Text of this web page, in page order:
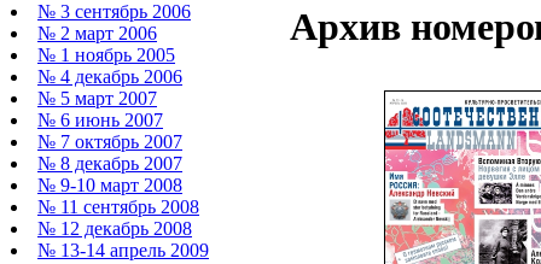
№ 3 сентябрь 2006
№ 2 март 2006
№ 1 ноябрь 2005
№ 4 декабрь 2006
№ 5 март 2007
№ 6 июнь 2007
№ 7 октябрь 2007
№ 8 декабрь 2007
№ 9-10 март 2008
№ 11 сентябрь 2008
№ 12 декабрь 2008
№ 13-14 апрель 2009
Архив